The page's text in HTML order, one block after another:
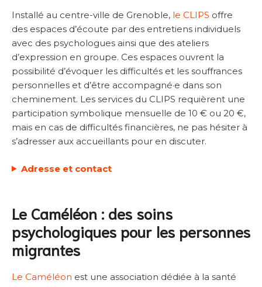
Installé au centre-ville de Grenoble, le CLIPS offre
des espaces d’écoute par des entretiens individuels
avec des psychologues ainsi que des ateliers
d’expression en groupe. Ces espaces ouvrent la
possibilité d’évoquer les difficultés et les souffrances
personnelles et d’être accompagné·e dans son
cheminement. Les services du CLIPS requièrent une
participation symbolique mensuelle de 10 € ou 20 €,
mais en cas de difficultés financières, ne pas hésiter à
s’adresser aux accueillants pour en discuter.
Adresse et contact
Le Caméléon : des soins
psychologiques pour les personnes
migrantes
Le Caméléon est une association dédiée à la santé